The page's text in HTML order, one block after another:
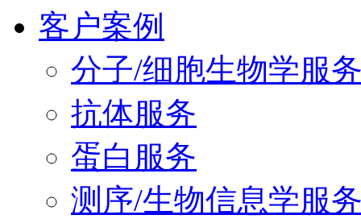
客户案例
分子/细胞生物学服
抗体服务
蛋白服务
测序/生物信息学服